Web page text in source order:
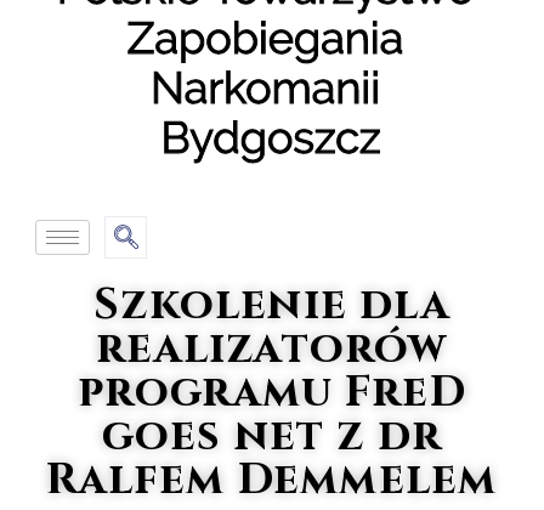
Szkolenie dla
realizatorów
programu FreD
goes net z dr
Ralfem Demmelem